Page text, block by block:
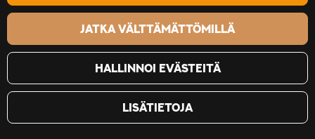
Jatka välttämättömillä
Hallinnoi evästeitä
Lisätietoja